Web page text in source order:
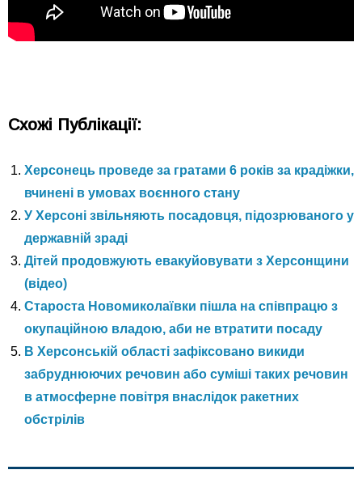
Схожі Публікації:
Херсонець проведе за гратами 6 років за крадіжки,
вчинені в умовах воєнного стану
У Херсоні звільняють посадовця, підозрюваного у
державній зраді
Дітей продовжують евакуйовувати з Херсонщини
(відео)
Староста Новомиколаївки пішла на співпрацю з
окупаційною владою, аби не втратити посаду
В Херсонській області зафіксовано викиди
забруднюючих речовин або суміші таких речовин
в атмосферне повітря внаслідок ракетних
обстрілів